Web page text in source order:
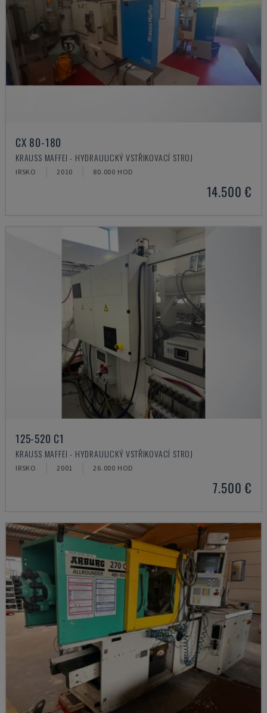
CX 80-180
KRAUSS MAFFEI - HYDRAULICKÝ VSTŘIKOVACÍ STROJ
IRSKO 2010 80.000 HOD
14.500 €
125-520 C1
KRAUSS MAFFEI - HYDRAULICKÝ VSTŘIKOVACÍ STROJ
IRSKO 2001 26.000 HOD
7.500 €